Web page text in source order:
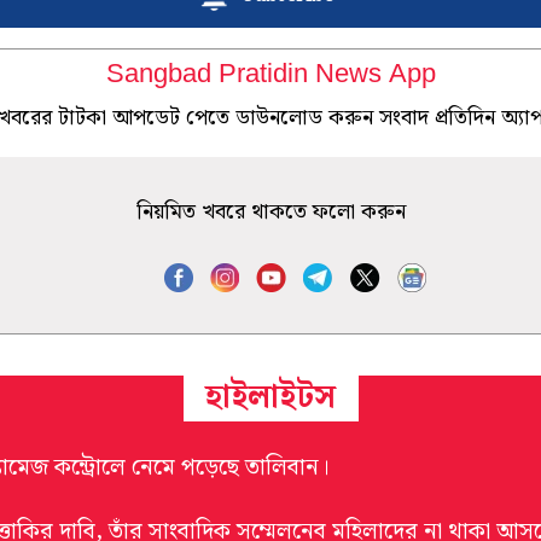
Sangbad Pratidin News App
টাটকা আপডেট পেতে ডাউনলোড করুন সংবাদ প্রতিদিন
নিয়মিত খবরে থাকতে ফলো করুন
হাইলাইটস
কন্ট্রোলে নেমে পড়েছে তালিবান।
দাবি, তাঁর সাংবাদিক সম্মেলনেব মহিলাদের না থাকা